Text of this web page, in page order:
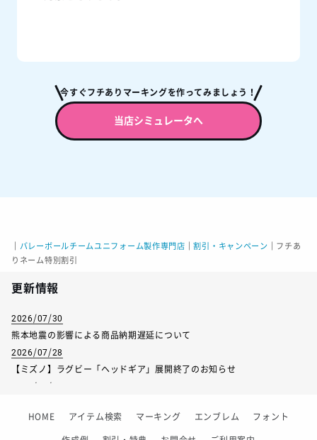
今すぐフチありマーキングを作ってみましょう！
当店シミュレータへ
バレーボールチームユニフォーム製作専門店 ｜割引・キャンペーン
フチあ
りネーム特別割引
更新情報
2026/07/30
熊本地震の影響による商品納期遅延について
2026/07/28
【ミズノ】ラグビー「ヘッドギア」展開終了のお知らせ
2026/06/09
【アシックス】一部商品「生地の在庫限り」廃盤のお知らせ
HOME アイテム検索 マーキング エンブレム フォント